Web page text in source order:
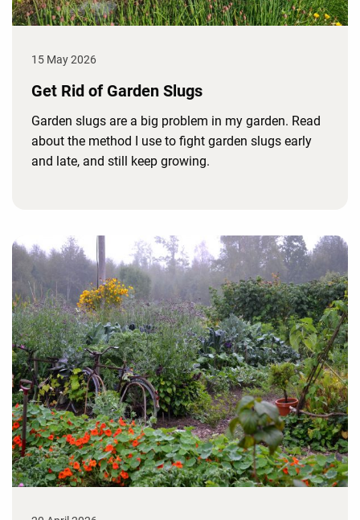
15 May 2026
Get Rid of Garden Slugs
Garden slugs are a big problem in my garden. Read
about the method I use to fight garden slugs early
and late, and still keep growing.